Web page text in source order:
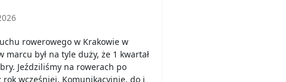
rowerowego w Krakowie w
był na tyle duży, że 1 kwartał
Jeździliśmy na rowerach po
rok wcześniej. Komunikacyjnie, do i